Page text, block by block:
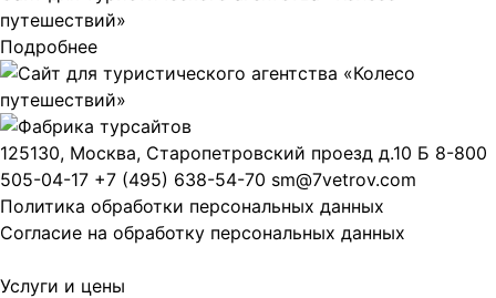
путешествий»
Подробнее
125130, Москва, Старопетровский проезд д.10 Б 8-800
505-04-17 +7 (495) 638-54-70 sm@7vetrov.com
Политика обработки персональных данных
Согласие на обработку персональных данных
Услуги и цены